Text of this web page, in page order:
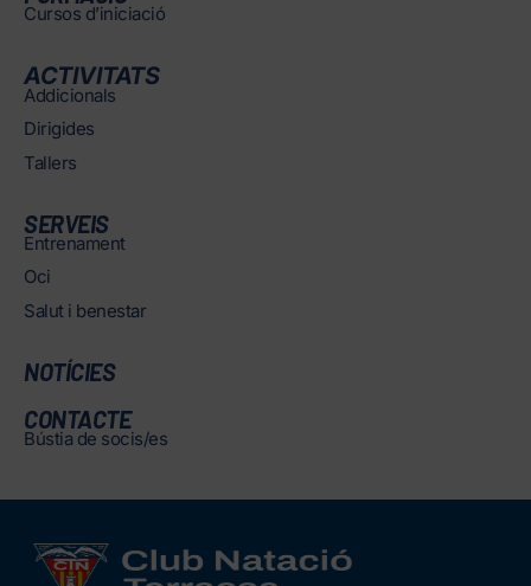
Cursos d’iniciació
ACTIVITATS
Addicionals
Dirigides
Tallers
SERVEIS
Entrenament
Oci
Salut i benestar
NOTÍCIES
CONTACTE
Bústia de socis/es